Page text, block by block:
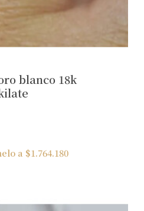
Ver Joyas
blanco 18k
a $1.764.180